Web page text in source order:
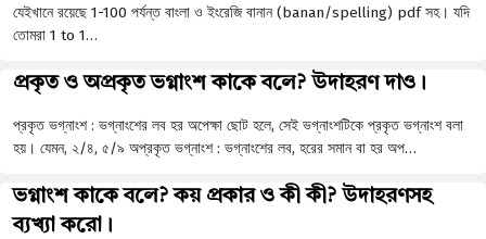
যেইখানে রয়েছে 1-100 পর্যন্ত বাংলা ও ইংরেজি বানান (banan/spelling) pdf সহ। যদি
তোমরা 1 to 1…
প্রকৃত ও অপ্রকৃত ভগ্নাংশ কাকে বলে? উদাহরণ দাও।
প্রকৃত ভগ্নাংশ : ভগ্নাংশের লব হর অপেক্ষা ছােট হলে, সেই ভগ্নাংশটিকে প্রকৃত ভগ্নাংশ বলা
হয়। যেমন, ২/৪, ৫/৯ অপ্রকৃত ভগ্নাংশ : ভগ্নাংশের লব, হরের সমান বা হর অপ…
ভগ্নাংশ কাকে বলে? কয় প্রকার ও কী কী? উদাহরণসহ
ব্যখ্যা করো।